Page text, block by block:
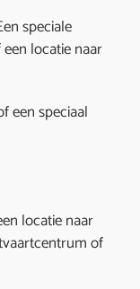
speciale
locatie naar
een speciaal
locatie naar
of